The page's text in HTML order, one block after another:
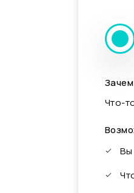
Что-
Вы